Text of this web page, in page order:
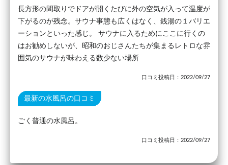
長方形の間取りでドアが開くたびに外の空気が入って温度が
下がるのが残念。サウナ事態も広くはなく、銭湯の１バリエ
ーションといった感じ。 サウナに入るためにここに行くの
はお勧めしないが、昭和のおじさんたちが集まるレトロな雰
囲気のサウナが味わえる数少ない場所
口コミ投稿日：2022/09/27
最新の水風呂の口コミ
ごく普通の水風呂。
口コミ投稿日：2022/09/27